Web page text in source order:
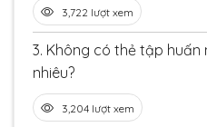
3,722 lượt xem
3. Không có thẻ tập huấn
nhiêu?
3,204 lượt xem